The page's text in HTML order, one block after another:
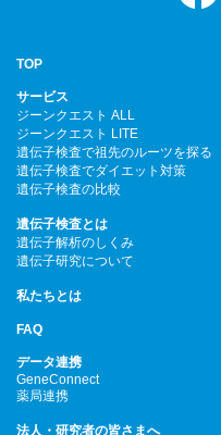
TOP
サービス
ジーンクエスト ALL
ジーンクエスト LITE
遺伝子検査で祖先のルーツを探る
遺伝子検査でダイエット対策
遺伝子検査の比較
遺伝子検査とは
遺伝子解析のしくみ
遺伝子研究について
私たちとは
FAQ
データ連携
GeneConnect
薬局連携
法人・研究者の皆さまへ